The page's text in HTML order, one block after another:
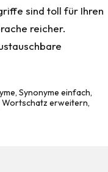
sind toll für Ihren
reicher.
,Synonyme einfach,
Wortschatz erweitern,